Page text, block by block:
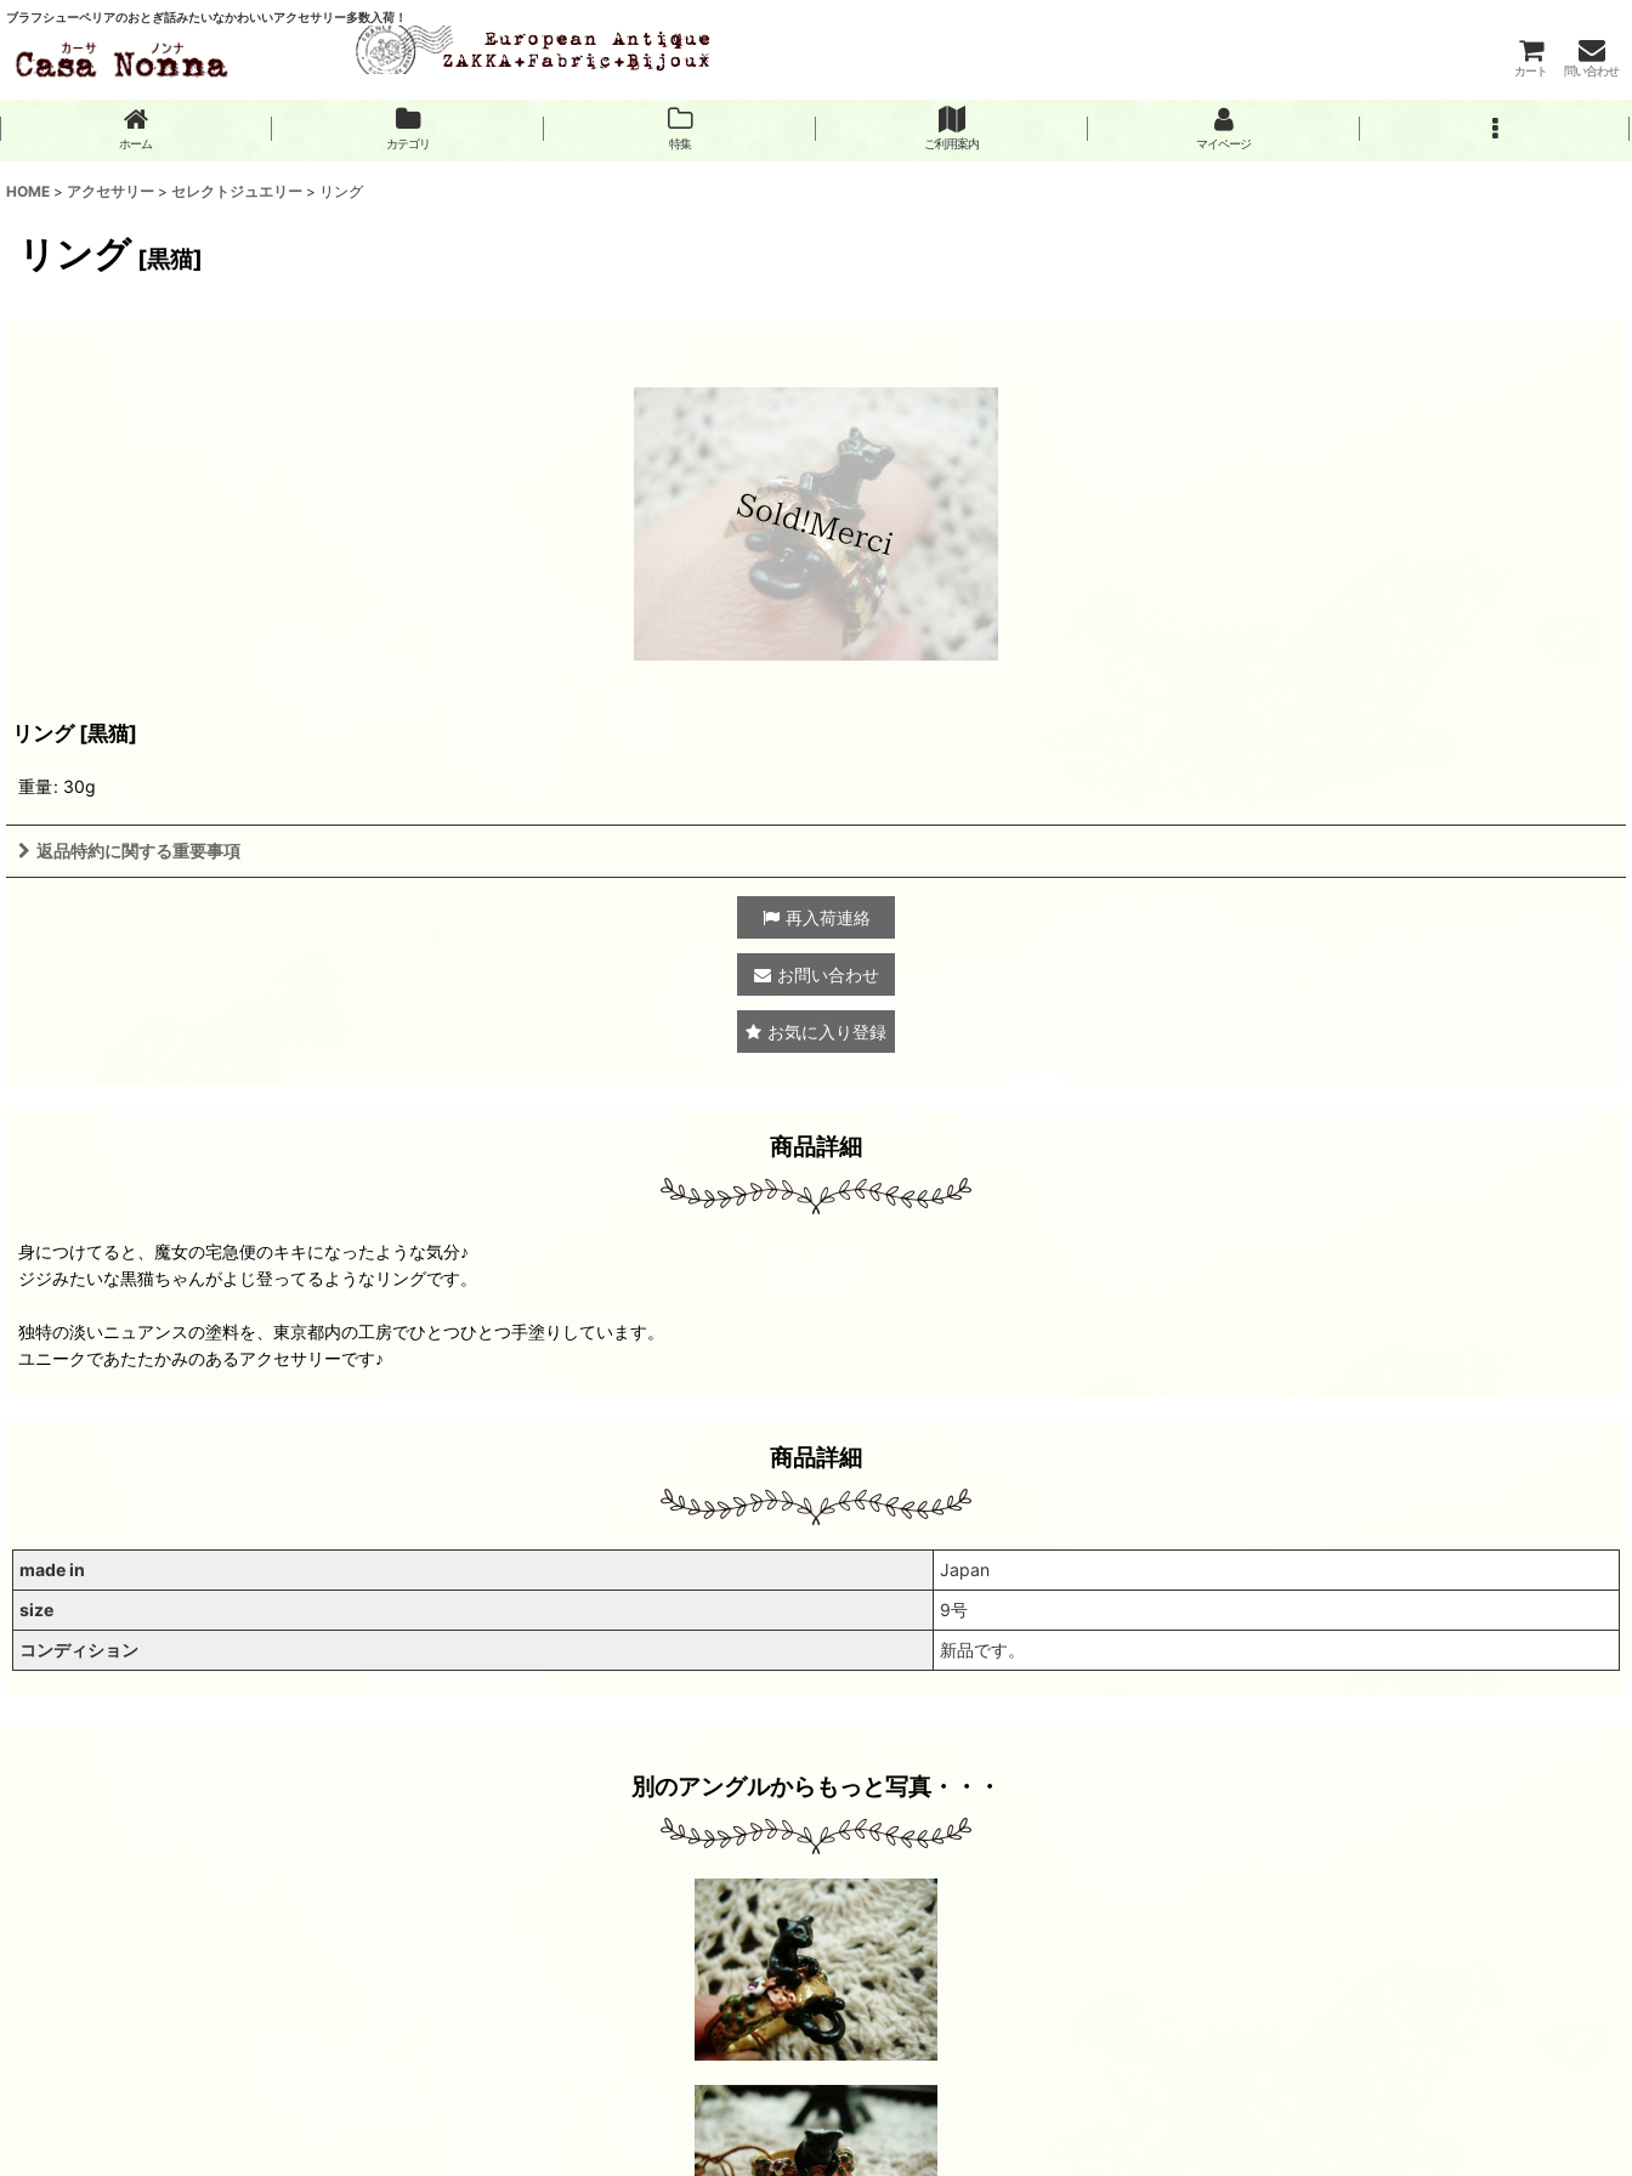
ブラフシューペリアのおとぎ話みたいなかわいいアクセサリー多数入荷！
カート 問い合わせ
ホーム カテゴリ 特集 ご利用案内 マイページ
HOME > アクセサリー > セレクトジュエリー > リング
リング [黒猫]
リング [黒猫]
重量: 30g
返品特約に関する重要事項
再入荷連絡
お問い合わせ
お気に入り登録
商品詳細
身につけてると、魔女の宅急便のキキになったような気分♪
ジジみたいな黒猫ちゃんがよじ登ってるようなリングです。
独特の淡いニュアンスの塗料を、東京都内の工房でひとつひとつ手塗りしています。
ユニークであたたかみのあるアクセサリーです♪
商品詳細
made in
Japan
size
9号
コンディション
新品です。
別のアングルからもっと写真・・・